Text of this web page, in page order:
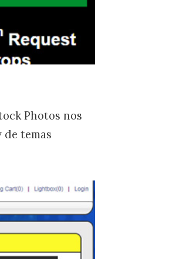
Photos nos
temas